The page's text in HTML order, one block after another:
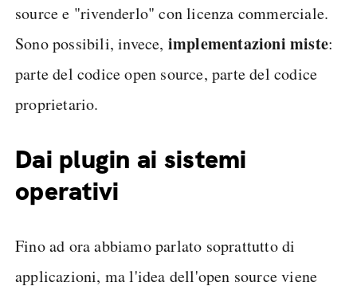
source e "rivenderlo" con licenza commerciale.
Sono possibili, invece, implementazioni miste:
parte del codice open source, parte del codice
proprietario.
Dai plugin ai sistemi
operativi
Fino ad ora abbiamo parlato soprattutto di
applicazioni, ma l'idea dell'open source viene